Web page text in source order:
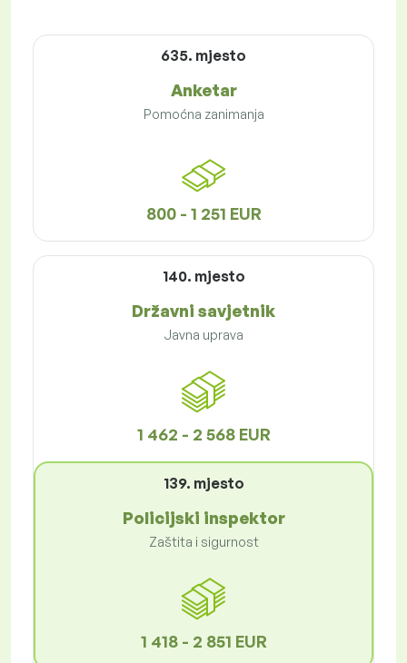
635. mjesto
Anketar
Pomoćna zanimanja
800 - 1 251 EUR
140. mjesto
Državni savjetnik
Javna uprava
1 462 - 2 568 EUR
139. mjesto
Policijski inspektor
Zaštita i sigurnost
1 418 - 2 851 EUR